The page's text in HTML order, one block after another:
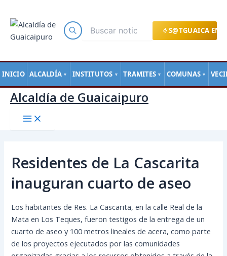
S@TGUAICA EN
INICIO ALCALDÍA ▼ INSTITUTOS ▼ TRAMITES ▼ COMUNAS ▼
contenido
Alcaldía de Guaicaipuro
Residentes de La Cascarita
inauguran cuarto de aseo
Los habitantes de Res. La Cascarita, en la calle Real de la
Mata en Los Teques, fueron testigos de la entrega de un
cuarto de aseo y 100 metros lineales de acera, como parte
de los proyectos ejecutados por las comunidades
de
entradas